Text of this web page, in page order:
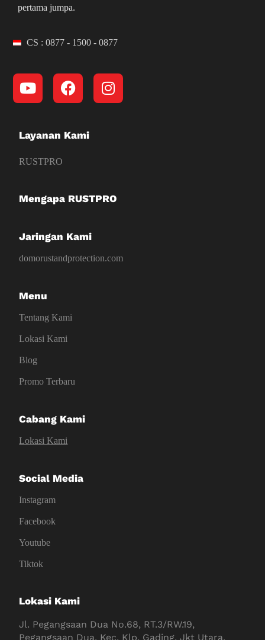
pertama jumpa.
CS : 0877 - 1500 - 0877
Layanan Kami
RUSTPRO
Mengapa RUSTPRO
Jaringan Kami
domorustandprotection.com
Menu
Tentang Kami
Lokasi Kami
Blog
Promo Terbaru
Cabang Kami
Lokasi Kami
Social Media
Instagram
Facebook
Youtube
Tiktok
Lokasi Kami
Jl. Pegangsaan Dua No.68, RT.3/RW.19,
Pegangsaan Dua, Kec. Klp. Gading, Jkt Utara,